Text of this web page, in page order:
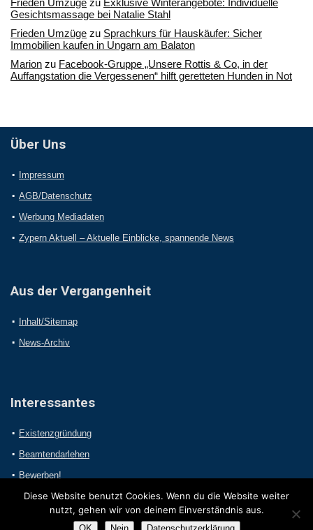
Frieden Umzüge zu Exklusive Winterangebote: Individuelle
Gesichtsmassage bei Natalie Stahl
Frieden Umzüge zu Sprachkurs für Hauskäufer: Sicher
Immobilien kaufen in Ungarn am Balaton
Marion zu Facebook-Gruppe „Unsere Rottis & Co, in der
Auffangstation die Vergessenen“ hilft geretteten Hunden in Not
Über Uns
Impressum
AGB/Datenschutz
Werbung Mediadaten
Zypern Aktuell – Aktuelle Einblicke, spannende News
Aus der Vergangenheit
Inhalt/Sitemap
News-Archiv
Interessantes
Existenzgründung
Beamtendarlehen
Bewerben!
Diese Website benutzt Cookies. Wenn du die Website weiter
nutzt, gehen wir von deinem Einverständnis aus.